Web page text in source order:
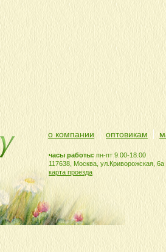
часы работы: пн-пт 9.00-18.00
117638, Москва, ул.Криворожская, 6а
карта проезда
о компании оптовикам